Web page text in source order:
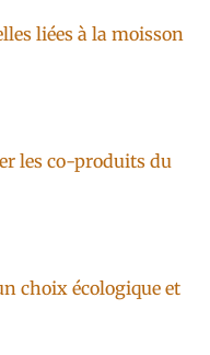
liées à la moisson
les co-produits du
choix écologique et